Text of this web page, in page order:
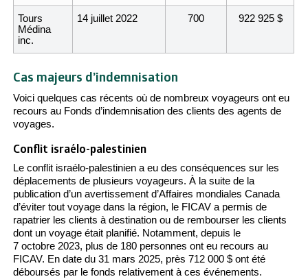
Tours
Médina
inc.
14 juillet 2022 700 922 925$
Cas majeurs d’indemnisation
Voici quelques cas récents où de nombreux voyageurs ont eu
recours au Fonds d’indemnisation des clients des agents de
voyages.
Conflit israélo-palestinien
Le conflit israélo-palestinien a eu des conséquences sur les
déplacements de plusieurs voyageurs. À la suite de la
publication d’un avertissement d’Affaires mondiales Canada
d’éviter tout voyage dans la région, le FICAV a permis de
rapatrier les clients à destination ou de rembourser les clients
dont un voyage était planifié. Notamment, depuis le
7 octobre 2023, plus de 180 personnes ont eu recours au
FICAV. En date du 31 mars 2025, près 712 000 $ ont été
déboursés par le fonds relativement à ces événements.